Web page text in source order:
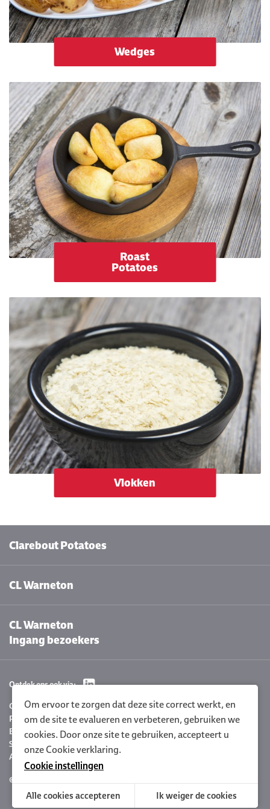
Wedges
Roast
Potatoes
Vlokken
Clarebout Potatoes
CL Warneton
CL Warneton
Ingang bezoekers
Ontdek ons ook via:
Cookie instellingen
Privacyverklaring
Beleidsverklaring
Sitemap
Algemene voorwaarden
© 2026 Clarebout Potatoes
Om ervoor te zorgen dat deze site correct werkt, en
om de site te evalueren en verbeteren, gebruiken we
cookies. Door onze site te gebruiken, accepteert u
onzeCookie verklaring.
Cookie instellingen
Alle cookies accepteren Ik weiger de cookies